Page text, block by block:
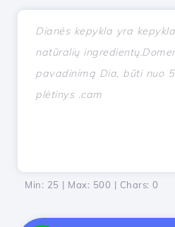
Min: 25 | Max: 500 | Chars: 0